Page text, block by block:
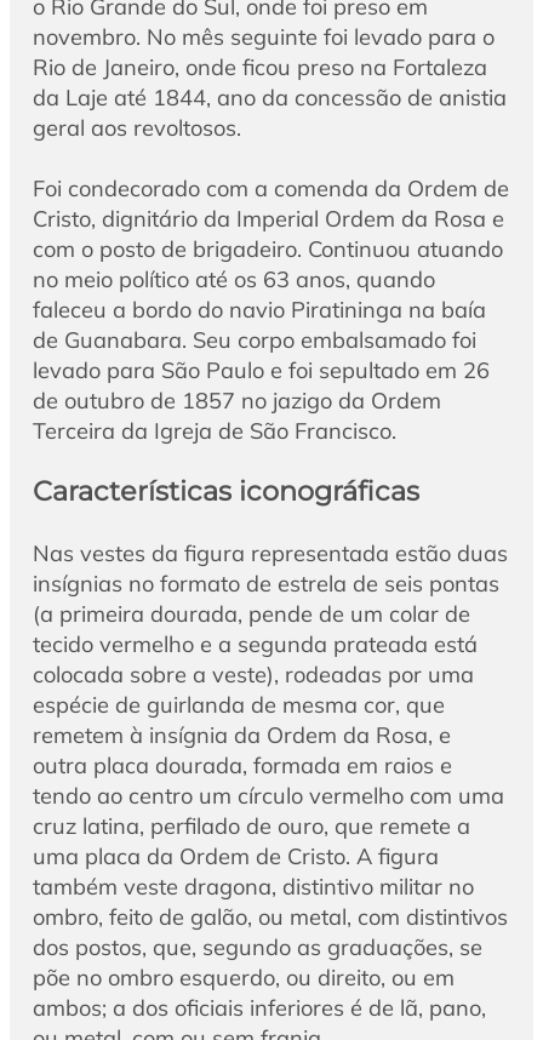
o Rio Grande do Sul, onde foi preso em
novembro. No mês seguinte foi levado para o
Rio de Janeiro, onde ficou preso na Fortaleza
da Laje até 1844, ano da concessão de anistia
geral aos revoltosos.
Foi condecorado com a comenda da Ordem de
Cristo, dignitário da Imperial Ordem da Rosa e
com o posto de brigadeiro. Continuou atuando
no meio político até os 63 anos, quando
faleceu a bordo do navio Piratininga na baía
de Guanabara. Seu corpo embalsamado foi
levado para São Paulo e foi sepultado em 26
de outubro de 1857 no jazigo da Ordem
Terceira da Igreja de São Francisco.
Características iconográficas
Nas vestes da figura representada estão duas
insígnias no formato de estrela de seis pontas
(a primeira dourada, pende de um colar de
tecido vermelho e a segunda prateada está
colocada sobre a veste), rodeadas por uma
espécie de guirlanda de mesma cor, que
remetem à insígnia da Ordem da Rosa, e
outra placa dourada, formada em raios e
tendo ao centro um círculo vermelho com uma
cruz latina, perfilado de ouro, que remete a
uma placa da Ordem de Cristo. A figura
também veste dragona, distintivo militar no
ombro, feito de galão, ou metal, com distintivos
dos postos, que, segundo as graduações, se
põe no ombro esquerdo, ou direito, ou em
ambos; a dos oficiais inferiores é de lã, pano,